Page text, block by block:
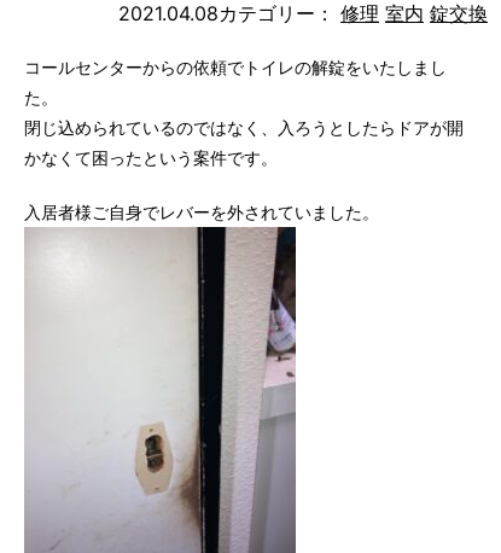
2021.04.08カテゴリー： 修理 室内 錠交換
コールセンターからの依頼でトイレの解錠をいたしまし
た。
閉じ込められているのではなく、入ろうとしたらドアが開
かなくて困ったという案件です。
入居者様ご自身でレバーを外されていました。